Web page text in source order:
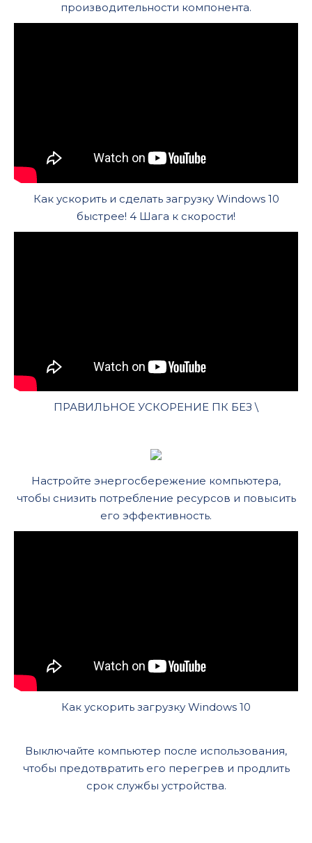
производительности компонента.
Как ускорить и сделать загрузку Windows 10
быстрее! 4 Шага к скорости!
ПРАВИЛЬНОЕ УСКОРЕНИЕ ПК БЕЗ \
Настройте энергосбережение компьютера,
чтобы снизить потребление ресурсов и повысить
его эффективность.
Как ускорить загрузку Windows 10
Выключайте компьютер после использования,
чтобы предотвратить его перегрев и продлить
срок службы устройства.